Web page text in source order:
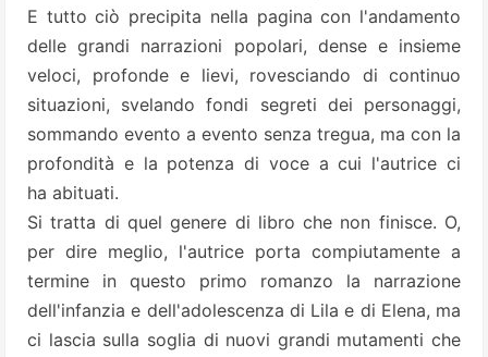
E tutto ciò precipita nella pagina con l'andamento
delle grandi narrazioni popolari, dense e insieme
veloci, profonde e lievi, rovesciando di continuo
situazioni, svelando fondi segreti dei personaggi,
sommando evento a evento senza tregua, ma con la
profondità e la potenza di voce a cui l'autrice ci
ha abituati.
Si tratta di quel genere di libro che non finisce. O,
per dire meglio, l'autrice porta compiutamente a
termine in questo primo romanzo la narrazione
dell'infanzia e dell'adolescenza di Lila e di Elena, ma
ci lascia sulla soglia di nuovi grandi mutamenti che